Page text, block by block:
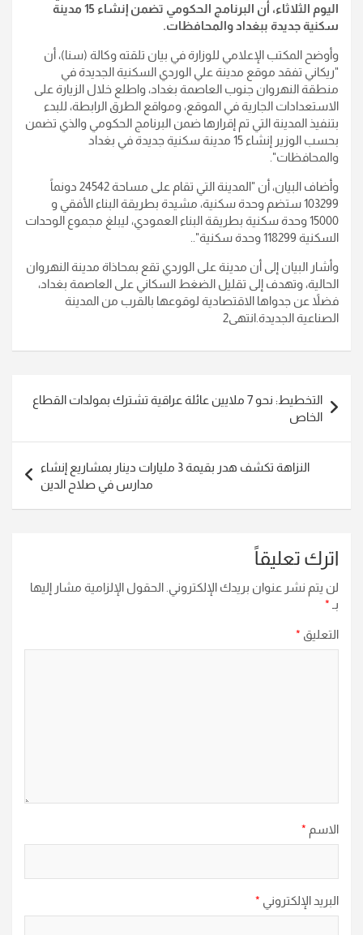
اليوم الثلاثاء، أن البرنامج الحكومي تضمن إنشاء 15 مدينة
سكنية جديدة ببغداد والمحافظات.
وأوضح المكتب الإعلامي للوزارة في بيان تلقته وكالة (سنا)، أن
"ريكاني تفقد موقع مدينة علي الوردي السكنية الجديدة في
منطقة النهروان جنوب العاصمة بغداد، واطلع خلال الزيارة على
الاستعدادات الجارية في الموقع، ومواقع الطرق الرابطة، للبدء
بتنفيذ المدينة التي تم إقرارها ضمن البرنامج الحكومي والذي تضمن
بحسب الوزير إنشاء 15 مدينة سكنية جديدة في بغداد
والمحافظات".
وأضاف البيان، أن "المدينة التي تقام على مساحة 24542 دونماً
103299 ستضم وحدة سكنية، مشيدة بطريقة البناء الأفقي و
15000 وحدة سكنية بطريقة البناء العمودي، ليبلغ مجموع الوحدات
السكنية 118299 وحدة سكنية"..
وأشار البيان إلى أن مدينة على الوردي تقع بمحاذاة مدينة النهروان
الحالية، وتهدف إلى تقليل الضغط السكاني على العاصمة بغداد،
فضلاً عن جدواها الاقتصادية لوقوعها بالقرب من المدينة
الصناعية الجديدة.انتهى2
المقالات
التخطيط: نحو 7 ملايين عائلة عراقية تشترك بمولدات القطاع
الخاص
النزاهة تكشف هدر بقيمة 3 مليارات دينار بمشاريع إنشاء
مدارس في صلاح الدين
اترك تعليقاً
لن يتم نشر عنوان بريدك الإلكتروني. الحقول الإلزامية مشار إليها
بـ *
التعليق *
الاسم *
البريد الإلكتروني *